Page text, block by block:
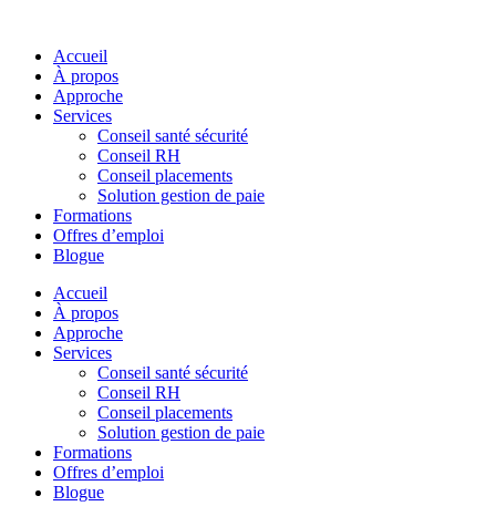
contentAccueil
À propos
Approche
Services
Conseil santé sécurité
Conseil RH
Conseil placements
Solution gestion de paie
Formations
Offres d’emploi
Blogue
Accueil
À propos
Approche
Services
Conseil santé sécurité
Conseil RH
Conseil placements
Solution gestion de paie
Formations
Offres d’emploi
Blogue